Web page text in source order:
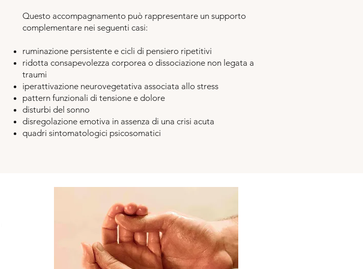
Questo accompagnamento può rappresentare un supporto
complementare nei seguenti casi:
ruminazione persistente e cicli di pensiero ripetitivi
ridotta consapevolezza corporea o dissociazione non legata a
traumi
iperattivazione neurovegetativa associata allo stress
pattern funzionali di tensione e dolore
disturbi del sonno
disregolazione emotiva in assenza di una crisi acuta
quadri sintomatologici psicosomatici